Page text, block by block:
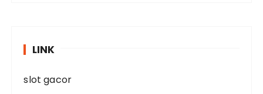
LINK
slot gacor